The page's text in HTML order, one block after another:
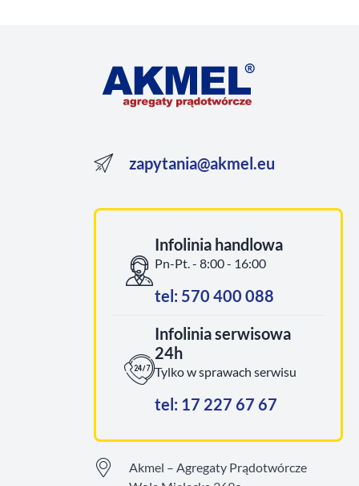
zapytania@akmel.eu
Infolinia handlowa
Pn-Pt. - 8:00 - 16:00
tel: 570 400 088
Infolinia serwisowa
24h
Tylko w sprawach serwisu
tel: 17 227 67 67
Akmel – Agregaty Prądotwórcze